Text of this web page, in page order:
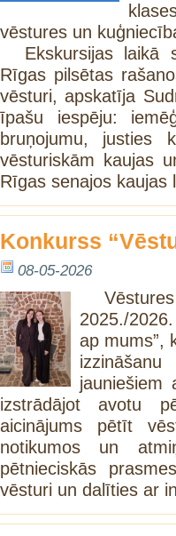
vēstures un
Ekskursijas laikā
Rīgas pilsētas
vēsturi, apskatīja
īpašu iespēju:
bruņojumu, justies
vēsturiskām kaujas
Rīgas senajos kaujas
Konkurss
08-05-2026
2025./
ap mums”,
jauniešiem
izstrādājot avotu
aicinājums pētīt
notikumos un
pētnieciskās
vēsturi un dalīties ar